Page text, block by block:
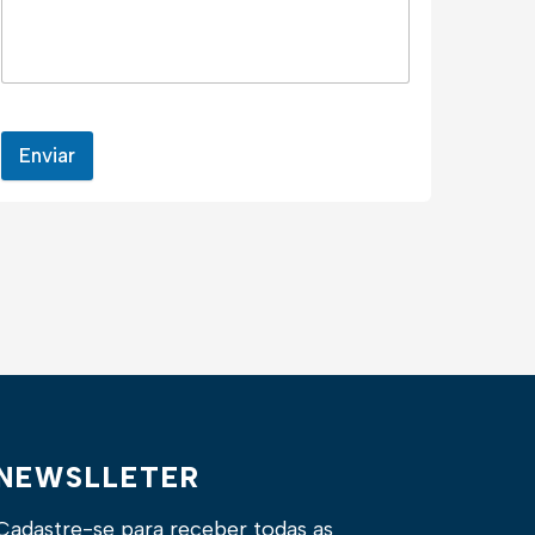
Enviar
se para receber todas as